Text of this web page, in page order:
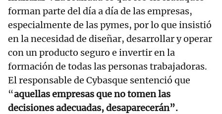
forman parte del día a día de las empresas,
especialmente de las pymes, por lo que insistió
en la necesidad de diseñar, desarrollar y operar
con un producto seguro e invertir en la
formación de todas las personas trabajadoras.
El responsable de Cybasque sentenció que
“aquellas empresas que no tomen las
decisiones adecuadas, desaparecerán”.